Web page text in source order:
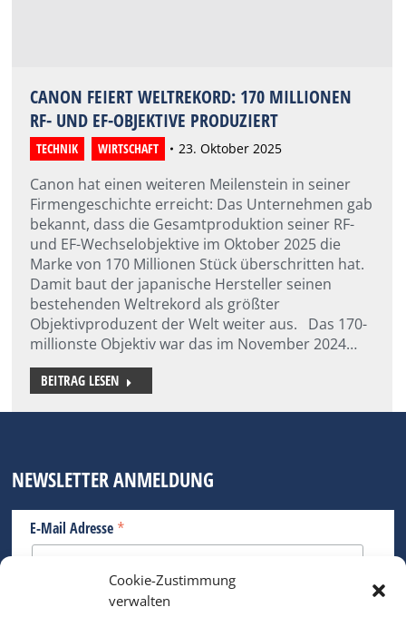
Cookie-Zustimmung
verwalten
CANON FEIERT WELTREKORD: 170 MILLIONEN
RF- UND EF-OBJEKTIVE PRODUZIERT
TECHNIK WIRTSCHAFT 23. Oktober 2025
Canon hat einen weiteren Meilenstein in seiner
Firmengeschichte erreicht: Das Unternehmen gab
bekannt, dass die Gesamtproduktion seiner RF-
und EF-Wechselobjektive im Oktober 2025 die
Marke von 170 Millionen Stück überschritten hat.
Damit baut der japanische Hersteller seinen
bestehenden Weltrekord als größter
Objektivproduzent der Welt weiter aus. Das 170-
millionste Objektiv war das im November 2024…
BEITRAG LESEN
NEWSLETTER ANMELDUNG
E-Mail Adresse *
Bitte geben Sie Ihre E-Mail Adresse ein.